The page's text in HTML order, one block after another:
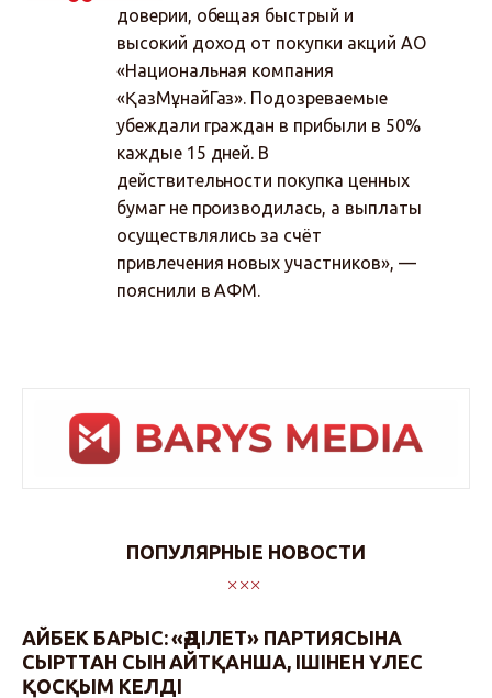
доверии, обещая быстрый и
высокий доход от покупки акций АО
«Национальная компания
«ҚазМұнайГаз». Подозреваемые
убеждали граждан в прибыли в 50%
каждые 15 дней. В
действительности покупка ценных
бумаг не производилась, а выплаты
осуществлялись за счёт
привлечения новых участников», —
пояснили в АФМ.
ПОПУЛЯРНЫЕ НОВОСТИ
АЙБЕК БАРЫС: «ӘДІЛЕТ» ПАРТИЯСЫНА
СЫРТТАН СЫН АЙТҚАНША, ІШІНЕН ҮЛЕС
ҚОСҚЫМ КЕЛДІ